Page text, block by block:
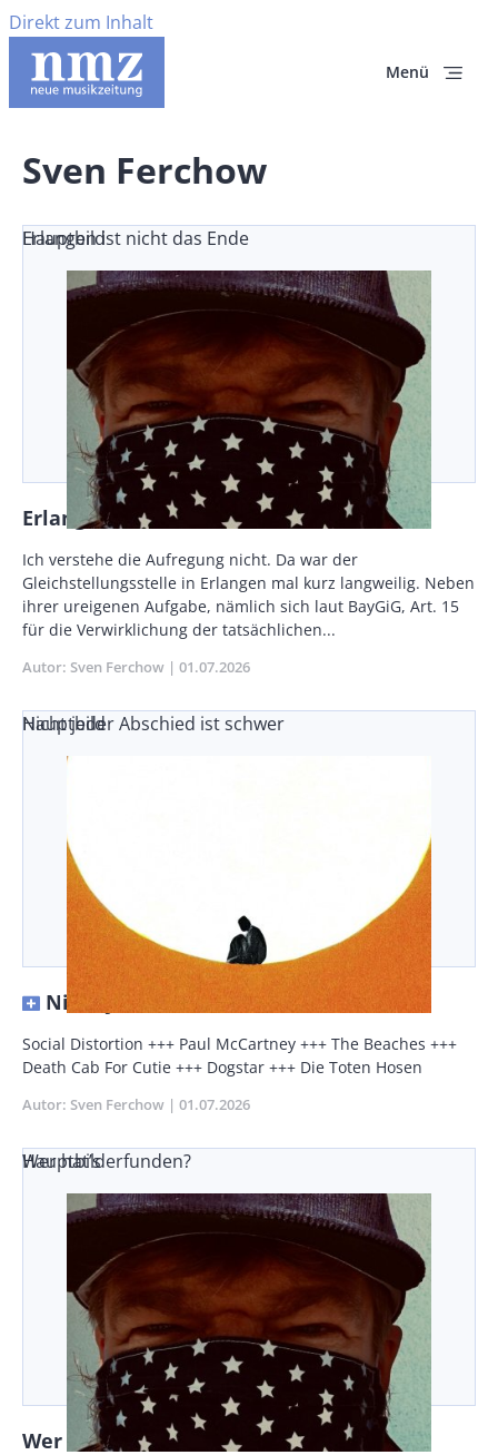
Direkt zum Inhalt
Menü
Sven Ferchow
Erlangen ist nicht das Ende
Hauptbild
Erlangen ist nicht das Ende
Vorspann
/
Teaser
Ich verstehe die Aufregung nicht. Da war der
Gleichstellungsstelle in Erlangen mal kurz langweilig. Neben
ihrer ureigenen Aufgabe, nämlich sich laut BayGiG, Art. 15
für die Verwirklichung der tatsächlichen...
Autor Sven Ferchow Publikationsdatum
01.07.2026
Nicht jeder Abschied ist schwer
Hauptbild
Nicht jeder Abschied ist schwer
Vorspann
/
Social Distortion +++ Paul McCartney +++ The Beaches +++
Death Cab For Cutie +++ Dogstar +++ Die Toten Hosen
Autor Sven Ferchow Publikationsdatum
01.07.2026
Wer hat’s erfunden?
Hauptbild
Wer hat’s erfunden?